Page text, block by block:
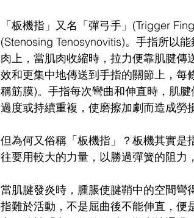
「板機指」又名「彈弓手」(Trigger
(Stenosing Tenosynovitis)。手指所以
肉上，當肌肉收縮時，拉力便靠肌腱
效和更集中地傳送到手指的關節上，每
稱筋膜)。手指每次彎曲和伸直時，肌
過度或持續重複，使磨擦加劇而造成勞
但為何又俗稱「板機指」？板機其實是
往要用較大的力量，以勝過彈簧的阻力
當肌腱發炎時，腫脹使腱鞘中的空間
指難於活動，不是屈曲後不能伸直，便